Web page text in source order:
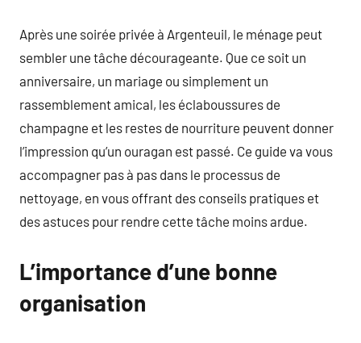
Après une soirée privée à Argenteuil, le ménage peut
sembler une tâche décourageante. Que ce soit un
anniversaire, un mariage ou simplement un
rassemblement amical, les éclaboussures de
champagne et les restes de nourriture peuvent donner
l’impression qu’un ouragan est passé. Ce guide va vous
accompagner pas à pas dans le processus de
nettoyage, en vous offrant des conseils pratiques et
des astuces pour rendre cette tâche moins ardue.
L’importance d’une bonne
organisation